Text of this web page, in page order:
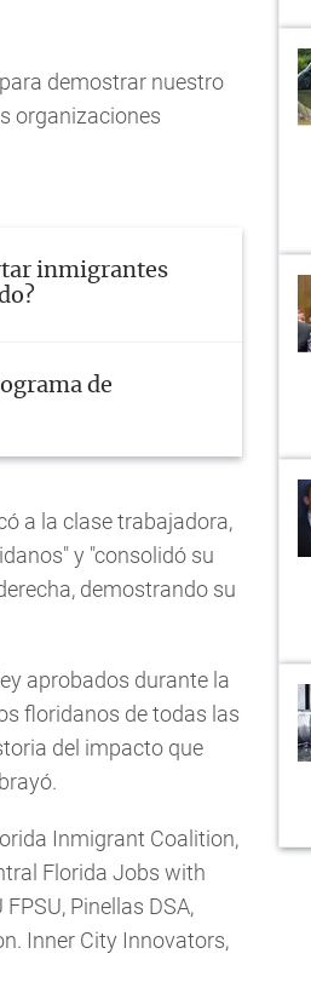
demostrar nuestro
organizaciones
inmigrantes
de
a la clase trabajadora,
y "consolidó su
demostrando su
aprobados durante la
floridanos de todas las
del impacto que
Inmigrant Coalition,
Florida Jobs with
Pinellas DSA,
Inner City Innovators,